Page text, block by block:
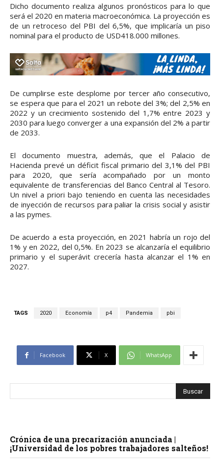
Dicho documento realiza algunos pronósticos para lo que
será el 2020 en materia macroeconómica. La proyección es
de un retroceso del PBI del 6,5%, que implicaría un piso
nominal para el producto de USD418.000 millones.
De cumplirse este desplome por tercer año consecutivo,
se espera que para el 2021 un rebote del 3%; del 2,5% en
2022 y un crecimiento sostenido del 1,7% entre 2023 y
2030 para luego converger a una expansión del 2% a partir
de 2033.
El documento muestra, además, que el Palacio de
Hacienda prevé un déficit fiscal primario del 3,1% del PBI
para 2020, que sería acompañado por un monto
equivalente de transferencias del Banco Central al Tesoro.
Un nivel a priori bajo teniendo en cuenta las necesidades
de inyección de recursos para paliar la crisis social y asistir
a las pymes.
De acuerdo a esta proyección, en 2021 habría un rojo del
1% y en 2022, del 0,5%. En 2023 se alcanzaría el equilibrio
primario y el superávit crecería hasta alcanzar el 1% en
2027.
TAGS 2020 Economía p4 Pandemia pbi
Facebook X WhatsApp
Crónica de una precarización anunciada |
¡Universidad de los pobres trabajadores salteños!